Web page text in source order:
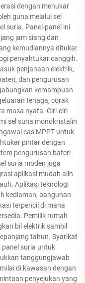
dengan menukar
guna melalui sel
suria. Panel-panel ini
jam siang dan
kemudiannya ditukar
penyahtukar canggih.
penjanaan elektrik,
dan pengurusan
kemampuan
tenaga, corak
masa nyata. Ciri-ciri
sel suria monokristalin
cas MPPT untuk
pintar dengan
pengurusan bateri
suria moden juga
aplikasi mudah alih
Aplikasi teknologi
kediaman, bangunan
terpencil di mana
Pemilik rumah
bil elektrik sambil
tahun. Syarikat
panel suria untuk
tanggungjawab
di kawasan dengan
penyejukan yang